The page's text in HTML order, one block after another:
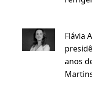
Flávia
anos